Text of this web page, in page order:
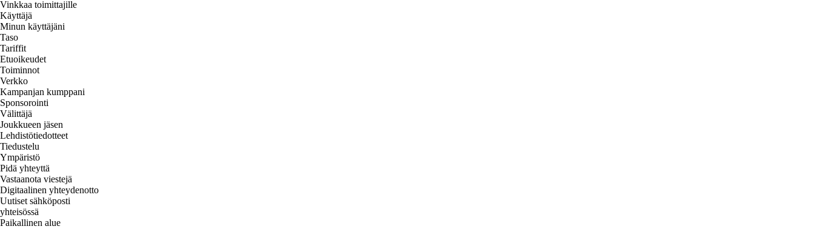
Vinkkaa toimittajille
Käyttäjä
Minun käyttäjäni
Taso
Tariffit
Etuoikeudet
Toiminnot
Verkko
Kampanjan kumppani
Sponsorointi
Välittäjä
Joukkueen jäsen
Lehdistötiedotteet
Tiedustelu
Ympäristö
Pidä yhteyttä
Vastaanota viestejä
Digitaalinen yhteydenotto
Uutiset sähköposti
yhteisössä
Paikallinen alue